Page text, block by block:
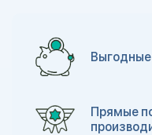
Выгодные
Прямые